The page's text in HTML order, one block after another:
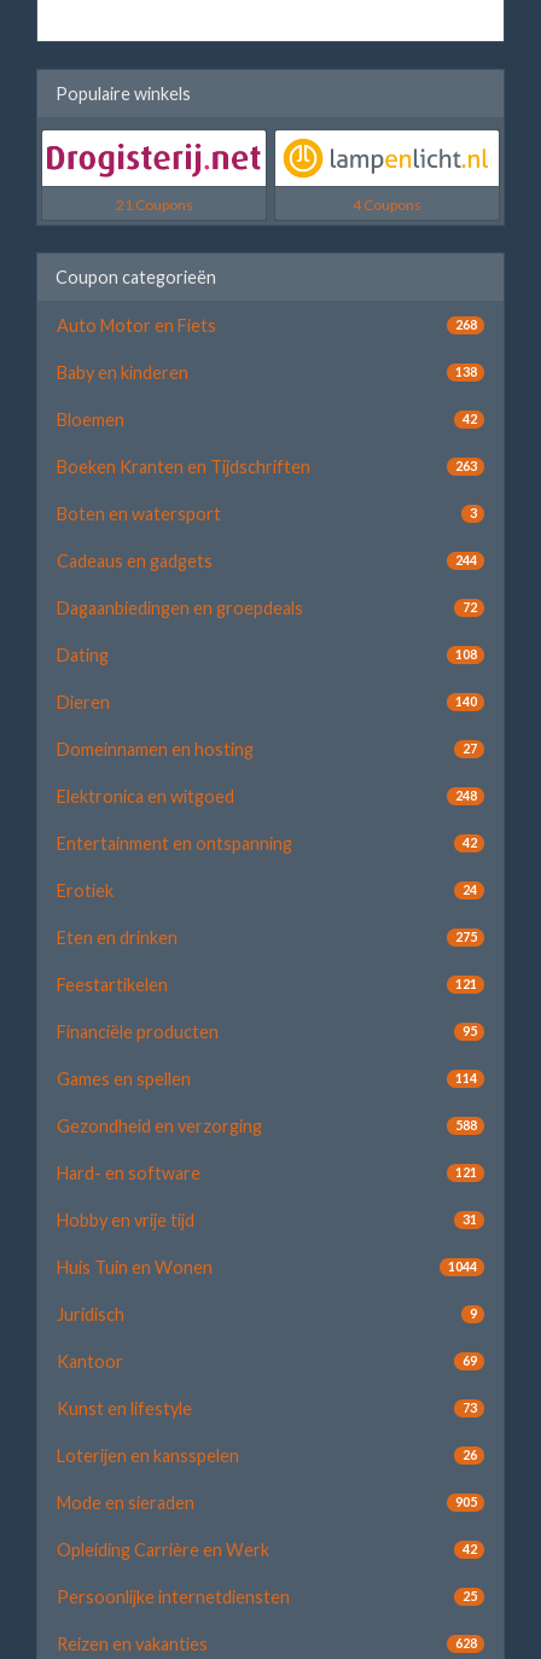
Populaire winkels
21 Coupons 4 Coupons
Coupon categorieën
Auto Motor en Fiets 268
Baby en kinderen 138
Bloemen 42
Boeken Kranten en Tijdschriften 263
Boten en watersport 3
Cadeaus en gadgets 244
Dagaanbiedingen en groepdeals 72
Dating 108
Dieren 140
Domeinnamen en hosting 27
Elektronica en witgoed 248
Entertainment en ontspanning 42
Erotiek 24
Eten en drinken 275
Feestartikelen 121
Financiële producten 95
Games en spellen 114
Gezondheid en verzorging 588
Hard- en software 121
Hobby en vrije tijd 31
Huis Tuin en Wonen 1044
Juridisch 9
Kantoor 69
Kunst en lifestyle 73
Loterijen en kansspelen 26
Mode en sieraden 905
Opleiding Carrière en Werk 42
Persoonlijke internetdiensten 25
Reizen en vakanties 628